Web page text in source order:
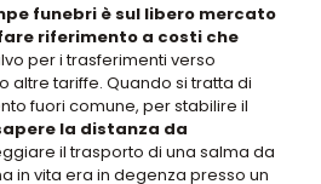
funebri è sul libero mercato
riferimento a costi che
per i trasferimenti verso
altre tariffe. Quando si tratta di
fuori comune, per stabilire il
la distanza da
il trasporto di una salma da
in vita era in degenza presso un